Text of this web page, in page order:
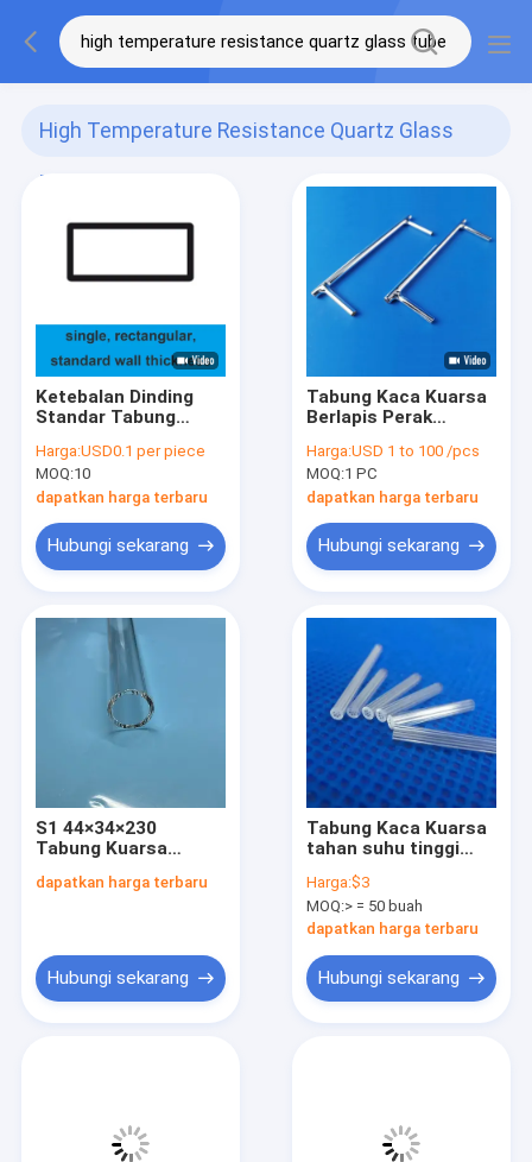
High Temperature Resistance Quartz Glass
Tube
(120)
Ketebalan Dinding
Standar Tabung
Suhu Tinggi
Harga:USD0.1 per piece
MOQ:10
dapatkan harga terbaru
Hubungi sekarang
Tabung Kaca Kuarsa
Berlapis Perak
Tahan Suhu Tinggi
Harga:USD 1 to 100 /pcs
MOQ:1 PC
dapatkan harga terbaru
Hubungi sekarang
S1 44×34×230
Tabung Kuarsa
Tahan Suhu Tinggi
dapatkan harga terbaru
Hubungi sekarang
Tabung Kaca Kuarsa
tahan suhu tinggi
Pengelasan dan
Pemurnian Api
Harga:$3
MOQ:> = 50 buah
dapatkan harga terbaru
Hubungi sekarang